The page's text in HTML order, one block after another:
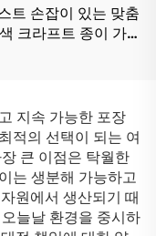
트 손잡이 있는 맞춤
크라프트 종이 가방
지속 가능한 포장
적의 선택이 되는 여
큰 이점은 탁월한
는 생분해 가능하고
원에서 생산되기 때
늘날 환경을 중시하